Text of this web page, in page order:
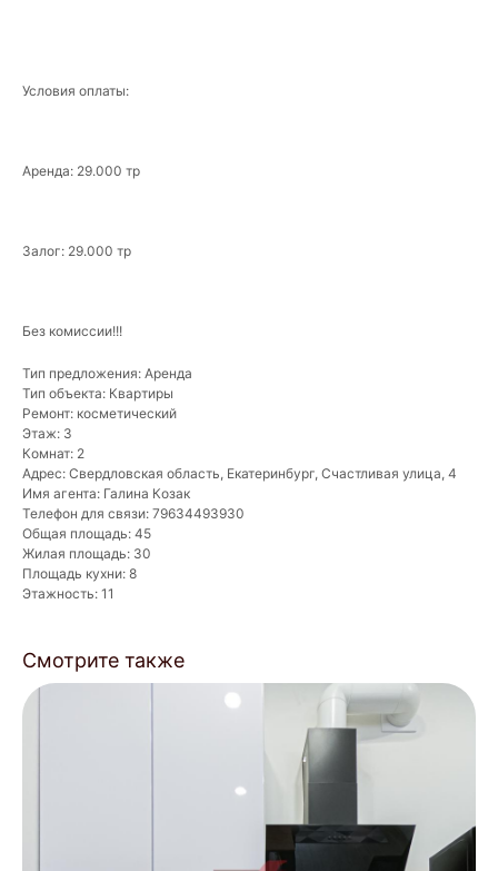
Условия оплаты:
Аренда: 29.000 тр
Залог: 29.000 тр
Без комиссии!!!
Тип предложения: Аренда
Тип объекта: Квартиры
Ремонт: косметический
Этаж: 3
Комнат: 2
Адрес: Свердловская область, Екатеринбург, Счастливая улица, 4
Имя агента: Галина Козак
Телефон для связи: 79634493930
Общая площадь: 45
Жилая площадь: 30
Площадь кухни: 8
Этажность: 11
Смотрите также
Что мы делаем для
собственников?
Мебелировка квартиры под ключ